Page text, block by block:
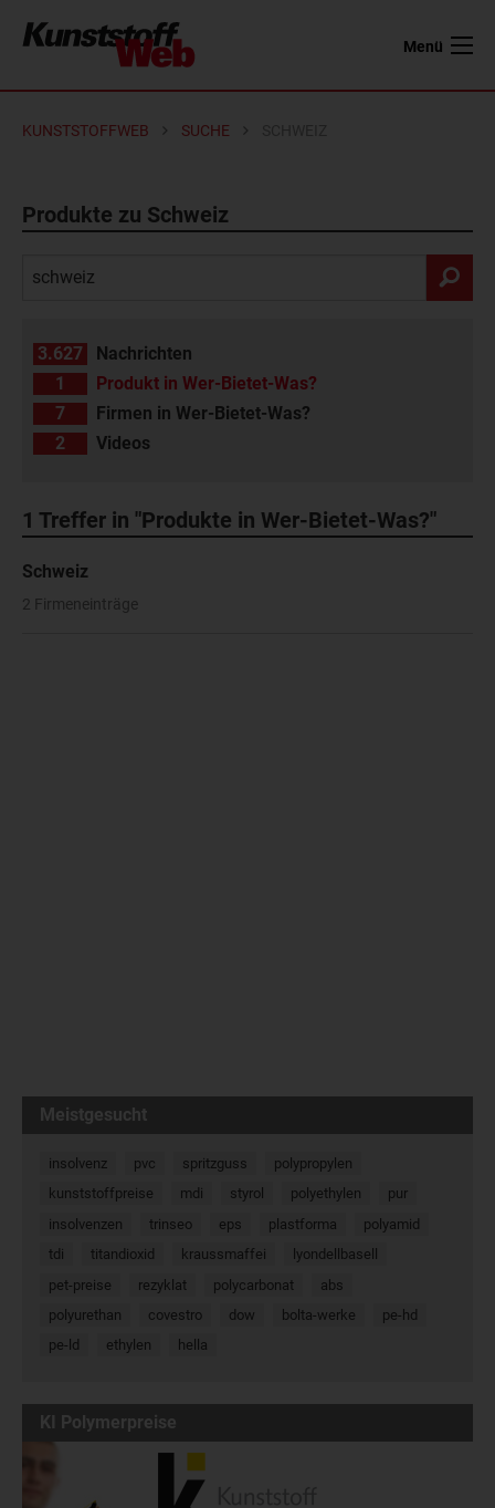
Menü
KUNSTSTOFFWEB SUCHE
Produkte zu Schweiz
3.627
Nachrichten
1
Produkt in Wer-Bietet-Was?
7
Firmen in Wer-Bietet-Was?
2
Videos
1 Treffer in "Produkte in Wer-Bietet-Was?"
Schweiz
2 Firmeneinträge
Meistgesucht
insolvenz pvc spritzguss
polypropylen
kunststoffpreise
mdi styrol polyethylen
pur
insolvenzen
trinseo eps plastforma
polyamid
tdi
titandioxid kraussmaffei
lyondellbasell
pet-preise
rezyklat polycarbonat
abs
polyurethan
covestro dow bolta-werke
pe-hd
pe-ld
ethylen hella
KI Polymerpreise